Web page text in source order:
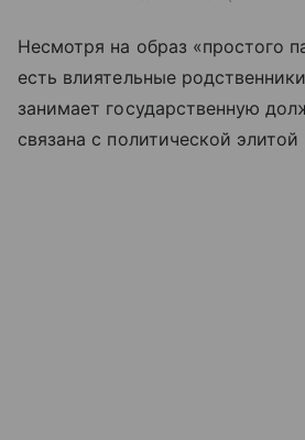
Несмотря на образ «простого
есть влиятельные
занимает государственную
связана с политической элитой